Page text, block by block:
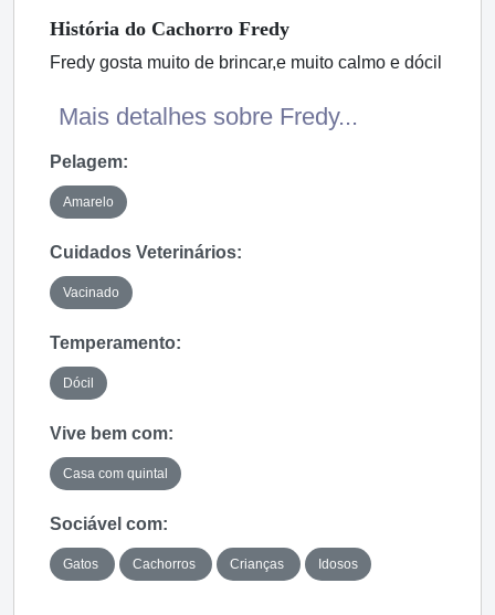
História do Cachorro Fredy
Fredy gosta muito de brincar,e muito calmo e dócil
Mais detalhes sobre Fredy...
Pelagem:
Amarelo
Cuidados Veterinários:
Vacinado
Temperamento:
Dócil
Vive bem com:
Casa com quintal
Sociável com:
Gatos Cachorros Crianças Idosos